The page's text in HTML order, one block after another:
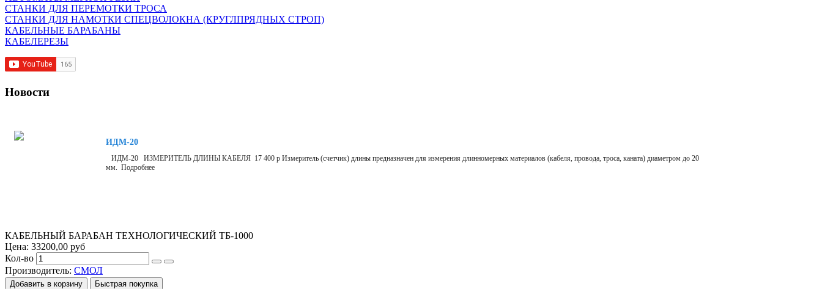
СТАНКИ ДЛЯ ПЕРЕМОТКИ ТРОСА
СТАНКИ ДЛЯ НАМОТКИ СПЕЦВОЛОКНА (КРУГЛПРЯДНЫХ СТРОП)
КАБЕЛЬНЫЕ БАРАБАНЫ
КАБЕЛЕРЕЗЫ
Новости
ИДМ-20
ИДМ-20 ИЗМЕРИТЕЛЬ ДЛИНЫ КАБЕЛЯ 17 400 р Измеритель (счетчик) длины предназначен для измерения длинномерных материалов (кабеля, провода, троса, каната) диаметром до 20
мм. Подробнее
КАБЕЛЬНЫЙ БАРАБАН ТЕХНОЛОГИЧЕСКИЙ ТБ-1000
Цена: 33200,00 руб
Кол-во
Производитель: СМОЛ